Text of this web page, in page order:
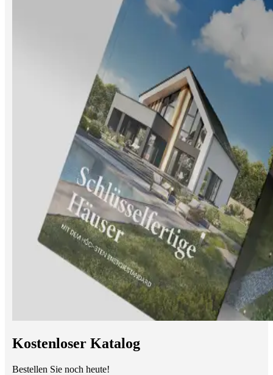
Kostenloser Katalog
Bestellen Sie noch heute!